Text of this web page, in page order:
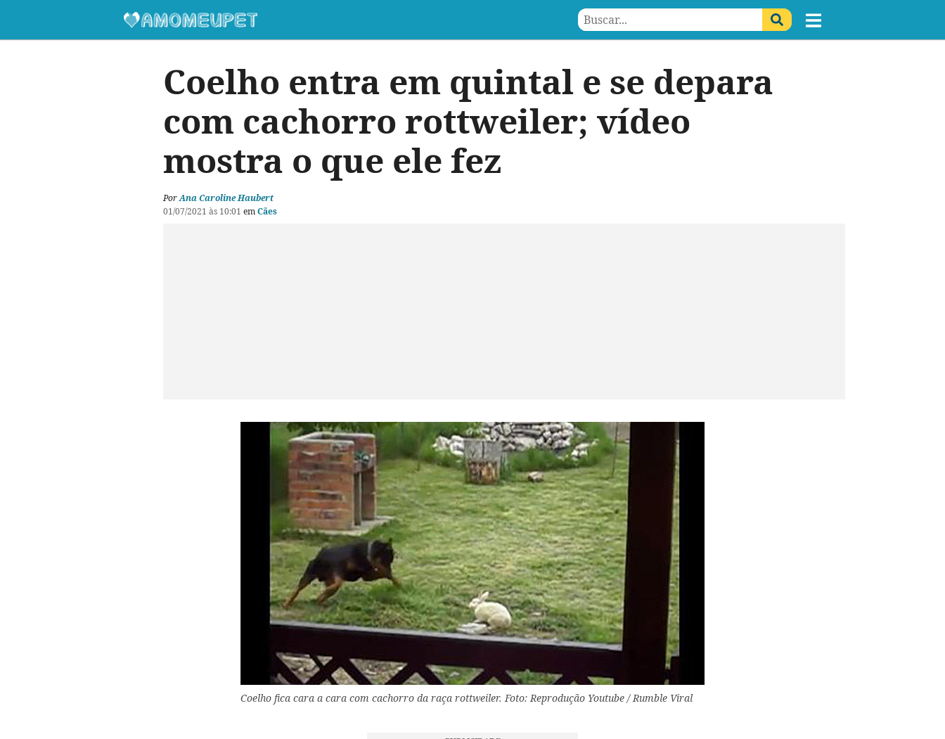
Coelho entra em quintal e se depara
com cachorro rottweiler; vídeo
mostra o que ele fez
PorAna Caroline Haubert
01/07/2021 às 10:01 emCães
Coelho fica cara a cara com cachorro da raça rottweiler. Foto: Reprodução Youtube / Rumble Viral